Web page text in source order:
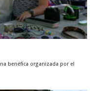
benéfica organizada por el